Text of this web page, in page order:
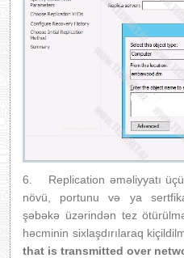
6.
Replication əməliyyatı
növü, portunu və ya
şəbəkə üzərindən tez
həcminin sixlaşdırılaraq
that is transmitted over